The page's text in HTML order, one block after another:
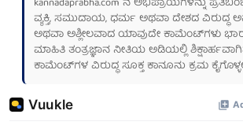
ವ್ಯಕ್ತಿ, ಸಮುದಾಯ, ಧರ್ಮ ಅಥವಾ ದೇಶದ ವಿರುದ್ಧ
ಅಥವಾ ಅಶ್ಲೀಲವಾದ ಯಾವುದೇ ಕಾಮೆಂಟ್‌ಗಳು
ಮಾಹಿತಿ ತಂತ್ರಜ್ಞಾನ ನೀತಿಯ ಅಡಿಯಲ್ಲಿ
ಕಾಮೆಂಟ್‌ಗಳ ವಿರುದ್ಧ ಸೂಕ್ತ ಕಾನೂನು ಕ್ರಮ